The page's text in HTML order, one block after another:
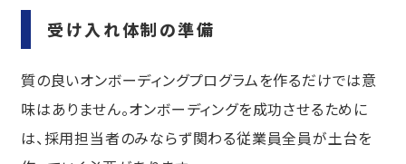
受け入れ体制の準備
質の良いオンボーディングプログラムを作るだけでは意
味はありません。オンボーディングを成功させるために
は、採用担当者のみならず関わる従業員全員が土台を